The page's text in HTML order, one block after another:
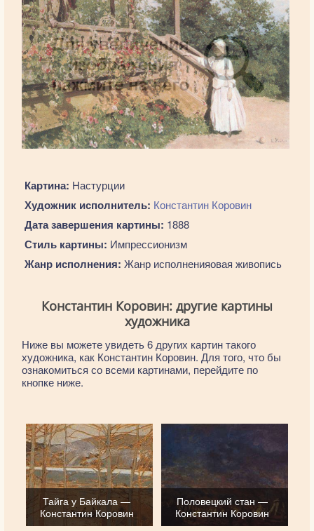
Картина: Настурции
Художник исполнитель: Константин Коровин
Дата завершения картины: 1888
Стиль картины: Импрессионизм
Жанр исполнения: Жанр исполненияовая живопись
Константин Коровин: другие картины
художника
Ниже вы можете увидеть 6 других картин такого
художника, как Константин Коровин. Для того, что бы
ознакомиться со всеми картинами, перейдите по
кнопке ниже.
Тайга у Байкала —
Константин Коровин
Половецкий стан —
Константин Коровин